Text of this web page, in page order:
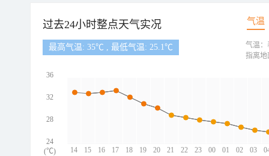
过去24小时整点天气实况 气温
最高气温: 35℃ , 最低气温: 25.1℃
14 15 16 17 18 19 20 21 22 23 00 01 02 03
36
32
28
24
(℃)
气温：
指离地